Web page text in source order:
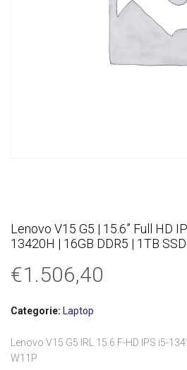
Lenovo V15 G5 | 15.6” Full HD
13420H | 16GB DDR5 | 1TB
€1.506,40
Categorie: Laptop
Lenovo V15 G5 IRL 15.6 F-HD IPS i5-
W11P